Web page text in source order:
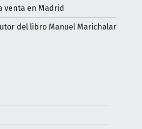
venta en Madrid
del libro Manuel Marichalar